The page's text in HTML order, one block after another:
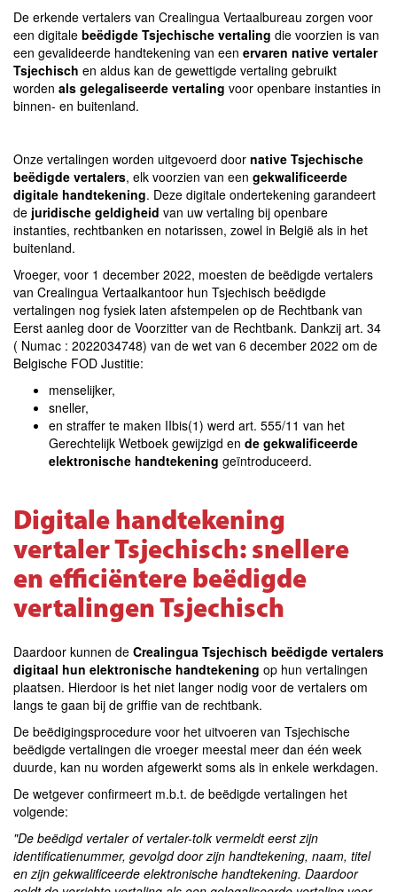
De erkende vertalers van Crealingua Vertaalbureau zorgen voor
een digitale beëdigde Tsjechische vertaling die voorzien is van
een gevalideerde handtekening van een ervaren native vertaler
Tsjechisch en aldus kan de gewettigde vertaling gebruikt
worden als gelegaliseerde vertaling voor openbare instanties in
binnen- en buitenland.
Onze vertalingen worden uitgevoerd door native Tsjechische
beëdigde vertalers, elk voorzien van een gekwalificeerde
digitale handtekening. Deze digitale ondertekening garandeert
de juridische geldigheid van uw vertaling bij openbare
instanties, rechtbanken en notarissen, zowel in België als in het
buitenland.
Vroeger, voor 1 december 2022, moesten de beëdigde vertalers
van Crealingua Vertaalkantoor hun Tsjechisch beëdigde
vertalingen nog fysiek laten afstempelen op de Rechtbank van
Eerst aanleg door de Voorzitter van de Rechtbank. Dankzij art. 34
( Numac : 2022034748) van de wet van 6 december 2022 om de
Belgische FOD Justitie:
menselijker,
sneller,
en straffer te maken IIbis(1) werd art. 555/11 van het
Gerechtelijk Wetboek gewijzigd en de gekwalificeerde
elektronische handtekening geïntroduceerd.
Digitale handtekening
vertaler Tsjechisch: snellere
en efficiëntere beëdigde
vertalingen Tsjechisch
Daardoor kunnen de Crealingua Tsjechisch beëdigde vertalers
digitaal hun elektronische handtekening op hun vertalingen
plaatsen. Hierdoor is het niet langer nodig voor de vertalers om
langs te gaan bij de griffie van de rechtbank.
De beëdigingsprocedure voor het uitvoeren van Tsjechische
beëdigde vertalingen die vroeger meestal meer dan één week
duurde, kan nu worden afgewerkt soms als in enkele werkdagen.
De wetgever confirmeert m.b.t. de beëdigde vertalingen het
volgende:
"De beëdigd vertaler of vertaler-tolk vermeldt eerst zijn
identificatienummer, gevolgd door zijn handtekening, naam, titel
en zijn gekwalificeerde elektronische handtekening. Daardoor